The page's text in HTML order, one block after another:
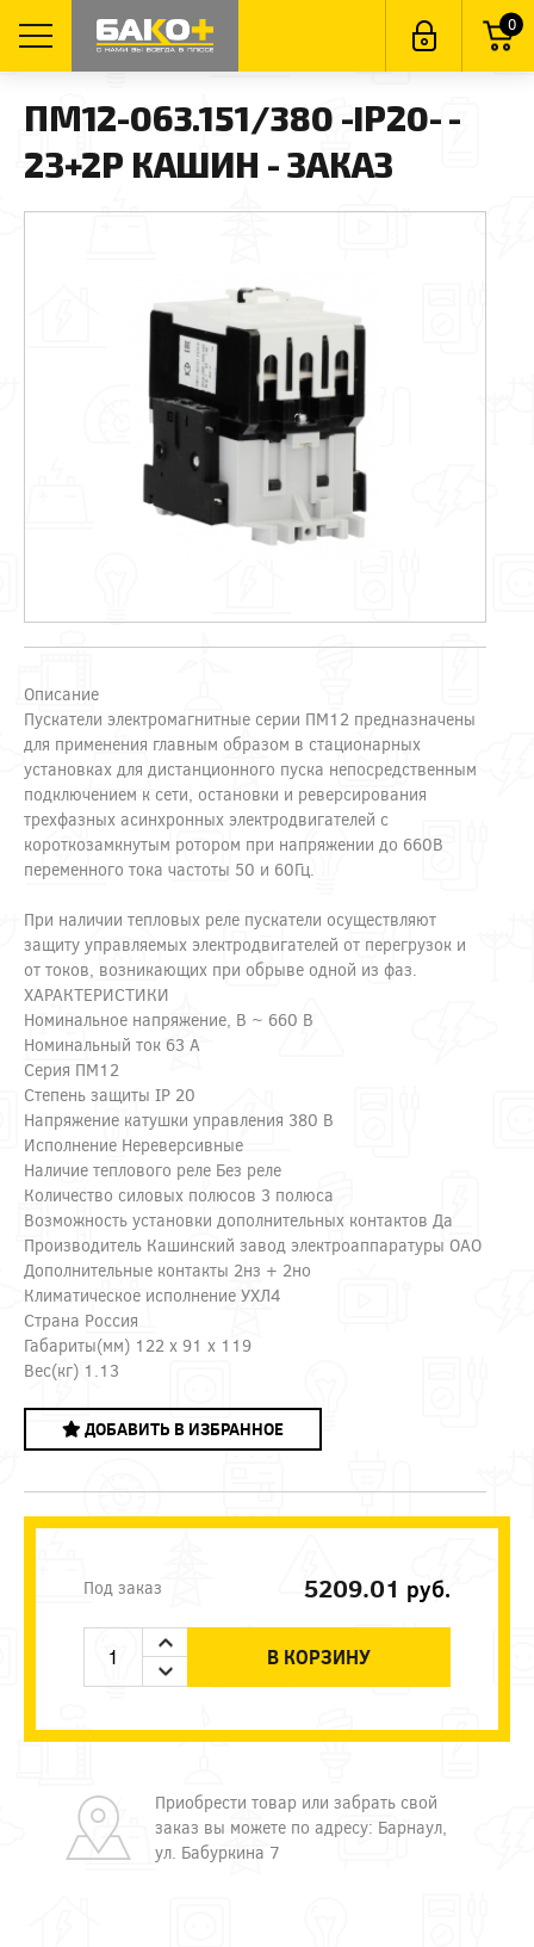
0
ПМ12-063.151/380 -IP20- -
2З+2Р КАШИН - ЗАКАЗ
Описание
Пускатели электромагнитные серии ПМ12 предназначены
для применения главным образом в стационарных
установках для дистанционного пуска непосредственным
подключением к сети, остановки и реверсирования
трехфазных асинхронных электродвигателей с
короткозамкнутым ротором при напряжении до 660В
переменного тока частоты 50 и 60Гц.
При наличии тепловых реле пускатели осуществляют
защиту управляемых электродвигателей от перегрузок и
от токов, возникающих при обрыве одной из фаз.
ХАРАКТЕРИСТИКИ
Номинальное напряжение, В ~ 660 В
Номинальный ток 63 А
Серия ПМ12
Степень защиты IP 20
Напряжение катушки управления 380 В
Исполнение Нереверсивные
Наличие теплового реле Без реле
Количество силовых полюсов 3 полюса
Возможность установки дополнительных контактов Да
Производитель Кашинский завод электроаппаратуры ОАО
Дополнительные контакты 2нз + 2но
Климатическое исполнение УХЛ4
Страна Россия
Габариты(мм) 122 x 91 x 119
Вес(кг) 1.13
ДОБАВИТЬ В ИЗБРАННОЕ
Под заказ 5209.01 руб.
В КОРЗИНУ
Приобрести товар или забрать свой
заказ вы можете по адресу: Барнаул,
ул. Бабуркина 7